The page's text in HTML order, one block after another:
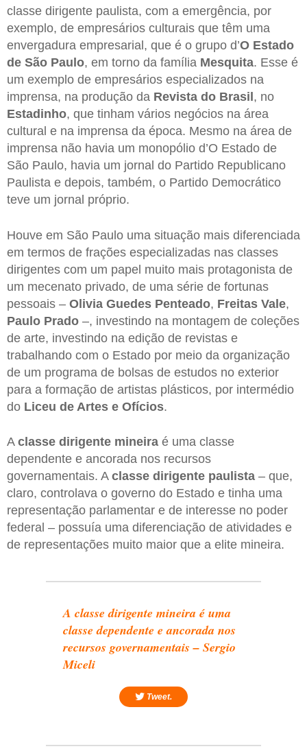
classe dirigente paulista, com a emergência, por
exemplo, de empresários culturais que têm uma
envergadura empresarial, que é o grupo d’O Estado
de São Paulo, em torno da família Mesquita. Esse é
um exemplo de empresários especializados na
imprensa, na produção da Revista do Brasil, no
Estadinho, que tinham vários negócios na área
cultural e na imprensa da época. Mesmo na área de
imprensa não havia um monopólio d’O Estado de
São Paulo, havia um jornal do Partido Republicano
Paulista e depois, também, o Partido Democrático
teve um jornal próprio.
Houve em São Paulo uma situação mais diferenciada
em termos de frações especializadas nas classes
dirigentes com um papel muito mais protagonista de
um mecenato privado, de uma série de fortunas
pessoais – Olivia Guedes Penteado, Freitas Vale,
Paulo Prado –, investindo na montagem de coleções
de arte, investindo na edição de revistas e
trabalhando com o Estado por meio da organização
de um programa de bolsas de estudos no exterior
para a formação de artistas plásticos, por intermédio
do Liceu de Artes e Ofícios.
A classe dirigente mineira é uma classe
dependente e ancorada nos recursos
governamentais. A classe dirigente paulista – que,
claro, controlava o governo do Estado e tinha uma
representação parlamentar e de interesse no poder
federal – possuía uma diferenciação de atividades e
de representações muito maior que a elite mineira.
A classe dirigente mineira é uma
classe dependente e ancorada nos
recursos governamentais – Sergio
Miceli
Tweet.